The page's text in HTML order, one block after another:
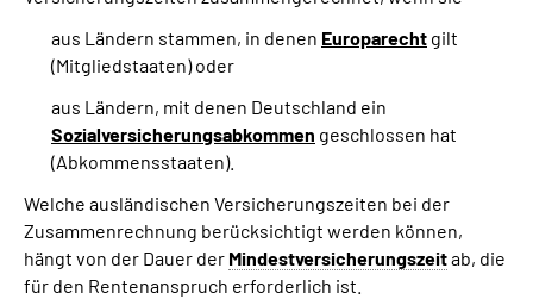
aus Ländern stammen, in denen Europarecht gilt
(Mitgliedstaaten) oder
aus Ländern, mit denen Deutschland ein
Sozialversicherungsabkommen geschlossen hat
(Abkommensstaaten).
Welche ausländischen Versicherungszeiten bei der
Zusammenrechnung berücksichtigt werden können,
hängt von der Dauer der Mindestversicherungszeitab, die
für den Rentenanspruch erforderlich ist.